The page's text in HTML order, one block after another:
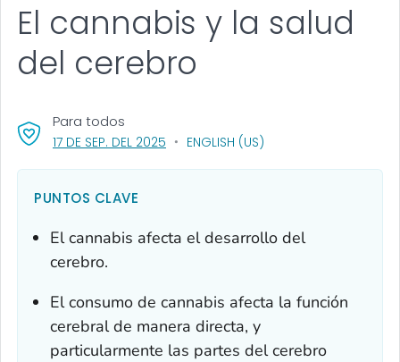
El cannabis y la salud
del cerebro
17 DE SEP. DEL 2025 , VISIT LINK FOR DETAILS.
ENGLISH (US)
Para todos
PUNTOS CLAVE
El cannabis afecta el desarrollo del
cerebro.
El consumo de cannabis afecta la función
cerebral de manera directa, y
particularmente las partes del cerebro